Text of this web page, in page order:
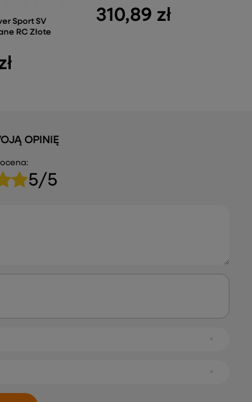
Sport SV
RC Złote
310,89 zł
OPINIĘ
5/5